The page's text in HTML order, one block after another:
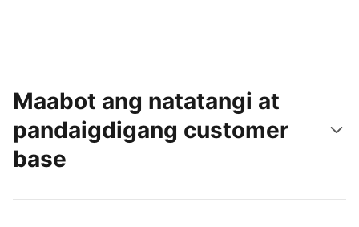
Maabot ang natatangi at
pandaigdigang customer
base